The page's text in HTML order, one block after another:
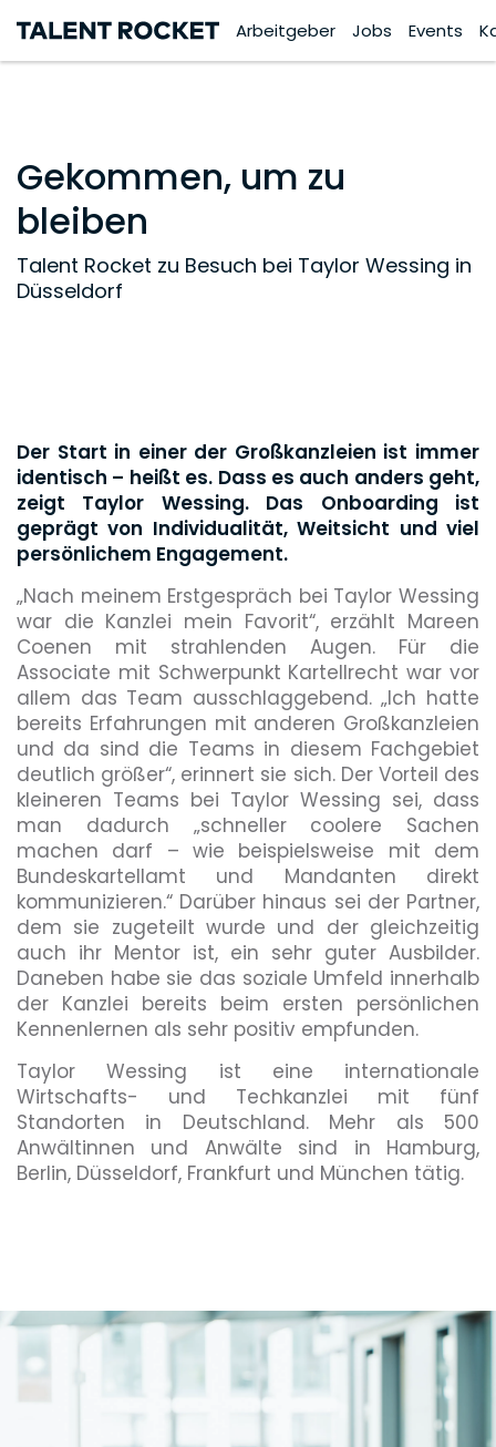
Arbeitgeber Jobs Events
Gekommen, um zu
bleiben
Talent Rocket zu Besuch bei Taylor Wessing in
Düsseldorf
Der Start in einer der Großkanzleien ist immer
identisch – heißt es. Dass es auch anders geht,
zeigt Taylor Wessing. Das Onboarding ist
geprägt von Individualität, Weitsicht und viel
persönlichem Engagement.
„Nach meinem Erstgespräch bei Taylor Wessing
war die Kanzlei mein Favorit“, erzählt Mareen
Coenen mit strahlenden Augen. Für die
Associate mit Schwerpunkt Kartellrecht war vor
allem das Team ausschlaggebend. „Ich hatte
bereits Erfahrungen mit anderen Großkanzleien
und da sind die Teams in diesem Fachgebiet
deutlich größer“, erinnert sie sich. Der Vorteil des
kleineren Teams bei Taylor Wessing sei, dass
man dadurch „schneller coolere Sachen
machen darf – wie beispielsweise mit dem
Bundeskartellamt und Mandanten direkt
kommunizieren.“ Darüber hinaus sei der Partner,
dem sie zugeteilt wurde und der gleichzeitig
auch ihr Mentor ist, ein sehr guter Ausbilder.
Daneben habe sie das soziale Umfeld innerhalb
der Kanzlei bereits beim ersten persönlichen
Kennenlernen als sehr positiv empfunden.
Taylor Wessing ist eine internationale
Wirtschafts- und Techkanzlei mit fünf
Standorten in Deutschland. Mehr als 500
Anwältinnen und Anwälte sind in Hamburg,
Berlin, Düsseldorf, Frankfurt und München tätig.